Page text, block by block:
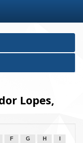
Lopes,
F G H